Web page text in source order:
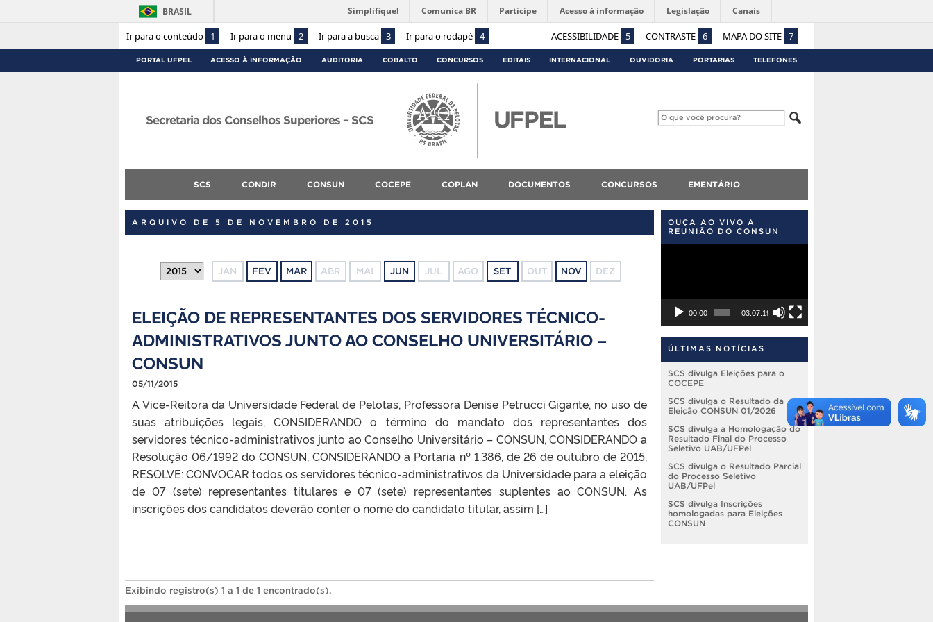
Ir para o conteúdo 1 Ir para o menu 2 Ir para a busca 3 Ir para o rodapé 4 ACESSIBILIDADE 5 CONTRASTE 6 MAPA DO SITE 7
BRASIL Simplifique! Comunica BR Participe Acesso à informação Legislação Canais
PORTAL UFPEL ACESSO À INFORMAÇÃO AUDITORIA COBALTO CONCURSOS EDITAIS INTERNACIONAL OUVIDORIA PORTARIAS TELEFONES
Secretaria dos Conselhos Superiores – SCS
SCS CONDIR CONSUN COCEPE COPLAN DOCUMENTOS CONCURSOS EMENTÁRIO
ARQUIVO DE 5 DE NOVEMBRO DE 2015
JAN FEV MAR ABR MAI JUN JUL AGO SET OUT NOV DEZ
ELEIÇÃO DE REPRESENTANTES DOS SERVIDORES TÉCNICO-
ADMINISTRATIVOS JUNTO AO CONSELHO UNIVERSITÁRIO –
CONSUN
05/11/2015
A Vice-Reitora da Universidade Federal de Pelotas, Professora Denise Petrucci Gigante, no uso de
suas atribuições legais, CONSIDERANDO o término do mandato dos representantes dos
servidores técnico-administrativos junto ao Conselho Universitário – CONSUN, CONSIDERANDO a
Resolução 06/1992 do CONSUN, CONSIDERANDO a Portaria nº 1.386, de 26 de outubro de 2015,
RESOLVE: CONVOCAR todos os servidores técnico-administrativos da Universidade para a eleição
de 07 (sete) representantes titulares e 07 (sete) representantes suplentes ao CONSUN. As
inscrições dos candidatos deverão conter o nome do candidato titular, assim […]
Exibindo registro(s) 1 a 1 de 1 encontrado(s).
OUÇA AO VIVO A
REUNIÃO DO CONSUN
00:00 03:07:19
ÚLTIMAS NOTÍCIAS
SCS divulga Eleições para o
COCEPE
SCS divulga o Resultado da
Eleição CONSUN 01/2026
SCS divulga a Homologação do
Resultado Final do Processo
Seletivo UAB/UFPel
SCS divulga o Resultado Parcial
do Processo Seletivo
UAB/UFPel
SCS divulga Inscrições
homologadas para Eleições
CONSUN